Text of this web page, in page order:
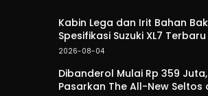
Kabin Lega dan Irit Bahan
Spesifikasi Suzuki XL7 Terbaru
2026-08-04
Dibanderol Mulai Rp 359
Pasarkan The All-New Seltos